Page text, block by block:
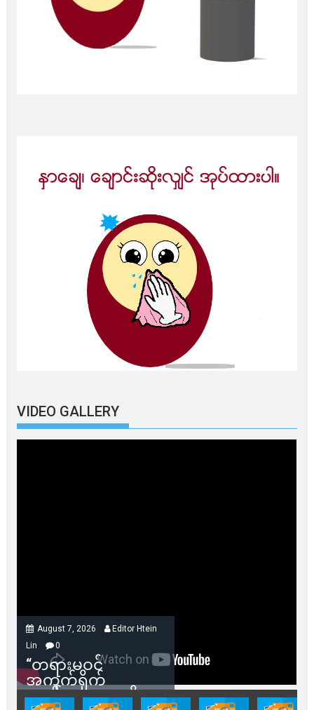
VIDEO GALLERY
August 7, 2026
Editor Htein
Lin
0
“တရားမဝင်
အကွက်ရိုက်
ရောင်းချမှုတွေကို